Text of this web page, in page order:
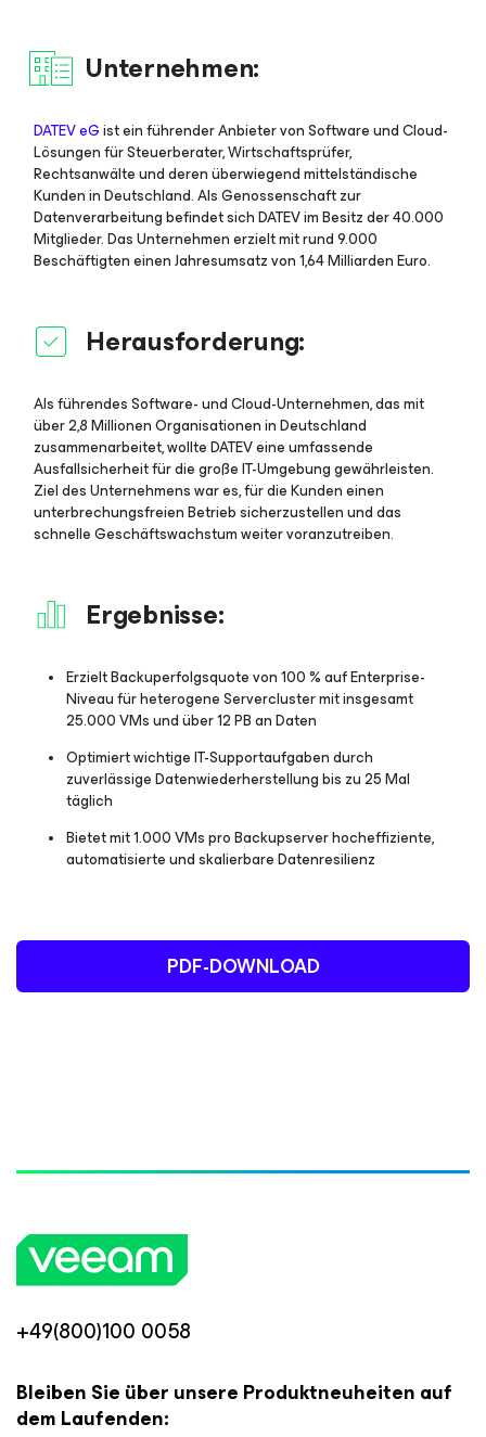
Unternehmen:
DATEV eGist ein führender Anbieter von Software und Cloud-
Lösungen für Steuerberater, Wirtschaftsprüfer,
Rechtsanwälte und deren überwiegend mittelständische
Kunden in Deutschland. Als Genossenschaft zur
Datenverarbeitung befindet sich DATEV im Besitz der 40.000
Mitglieder. Das Unternehmen erzielt mit rund 9.000
Beschäftigten einen Jahresumsatz von 1,64 Milliarden Euro.
Herausforderung:
Als führendes Software- und Cloud-Unternehmen, das mit
über 2,8 Millionen Organisationen in Deutschland
zusammenarbeitet, wollte DATEV eine umfassende
Ausfallsicherheit für die große IT-Umgebung gewährleisten.
Ziel des Unternehmens war es, für die Kunden einen
unterbrechungsfreien Betrieb sicherzustellen und das
schnelle Geschäftswachstum weiter voranzutreiben.
Ergebnisse:
Erzielt Backuperfolgsquote von 100 % auf Enterprise-
Niveau für heterogene Servercluster mit insgesamt
25.000 VMs und über 12 PB an Daten
Optimiert wichtige IT-Supportaufgaben durch
zuverlässige Datenwiederherstellung bis zu 25 Mal
täglich
Bietet mit 1.000 VMs pro Backupserver hocheffiziente,
automatisierte und skalierbare Datenresilienz
PDF-DOWNLOAD
+49(800)100 0058
Bleiben Sie über unsere Produktneuheiten auf
dem Laufenden: